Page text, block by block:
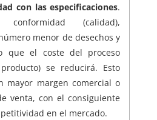
con las especificaciones.
(calidad),
menor de desechos y
que el coste del proceso
se reducirá. Esto
mayor margen comercial o
venta, con el consiguiente
en el mercado.